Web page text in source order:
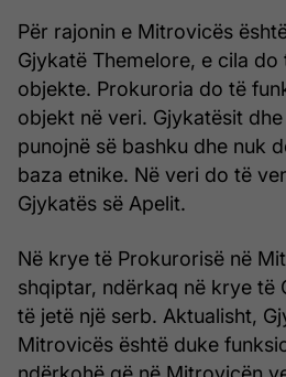
Për rajonin e Mitrovicës
Gjykatë Themelore, e cila
objekte. Prokuroria do të
objekt në veri. Gjykatësit
punojnë së bashku dhe nuk
baza etnike. Në veri do të
Gjykatës së Apelit.
Në krye të Prokurorisë në
shqiptar, ndërkaq në krye të
të jetë një serb. Aktualisht,
Mitrovicës është duke